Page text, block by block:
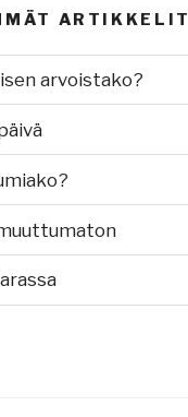
ARTIKKELIT
arvoistako?